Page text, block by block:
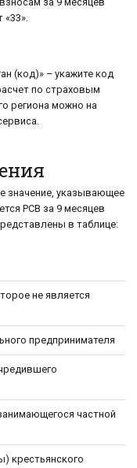
«33».
(код)» – укажите код
по страховым
региона можно на
значение, указывающее
РСВ за 9 месяцев
в таблице:
не является
предпринимателя
частной
крестьянского